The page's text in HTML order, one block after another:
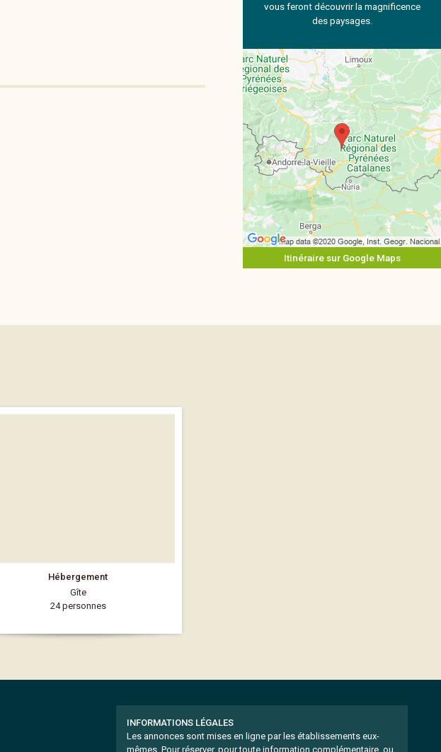
vous feront découvrir la magnificence
des paysages.
Itinéraire sur Google Maps
Hébergement
Gîte
24 personnes
INFORMATIONS LÉGALES
Les annonces sont mises en ligne par les établissements eux-
mêmes. Pour réserver, pour toute information complémentaire, ou